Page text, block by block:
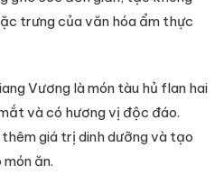
trưng của văn hóa ẩm thực
Vương là món tàu hủ flan hai
và có hương vị độc đáo.
giá trị dinh dưỡng và tạo
ăn.